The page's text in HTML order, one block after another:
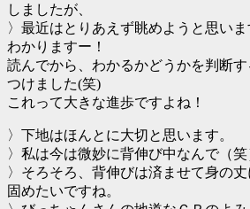
しましたが、
〉最近はとりあえず眺めようと思いま
わかりますー！
読んでから、わかるかどうかを判断
つけました(笑)
これって大きな進歩ですよね！
〉下地はほんとに大切と思います。
〉私は今は微妙に背伸び中なんで（笑
〉そろそろ、背伸びは済ませて身の
固めたいですね。